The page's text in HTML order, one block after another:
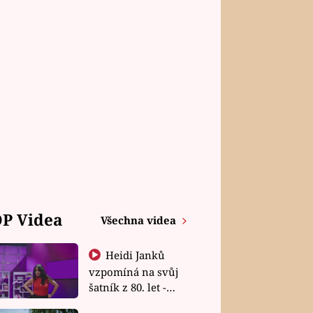
Videa Všechna videa
Heidi Janků
vzpomíná na svůj
šatník z 80. let -